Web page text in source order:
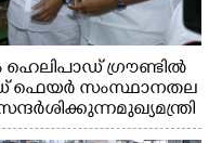
ഗ്രൗണ്ടിൽ
ഫെയർ സംസ്ഥാനതല
മുഖ്യമന്ത്രി
സമീപം